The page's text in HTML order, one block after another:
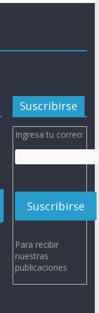
Suscribirse
Ingresa tu correo:
Para recibir
nuestras
publicaciones